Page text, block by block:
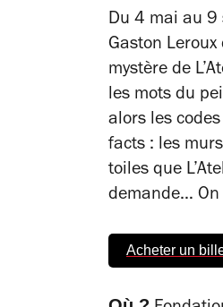
Du 4 mai au 9
Gaston
mystère de
les mots du
alors les
facts : les
toiles que
demande… On
Acheter un